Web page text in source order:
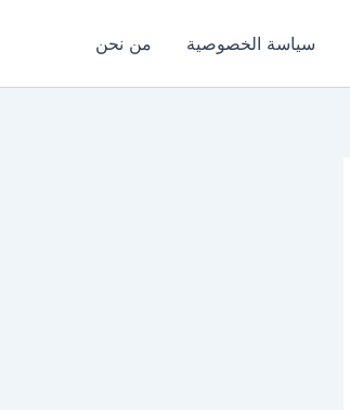
سياسة الخصوصية من نحن